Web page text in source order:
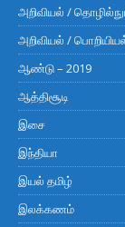
அறிவியல் /
அறிவியல் /
ஆண்டு – 2019
ஆத்திசூடி
இசை
இந்தியா
இயல் தமிழ்
இலக்கணம்